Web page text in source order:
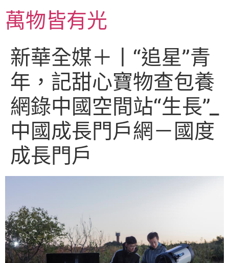
主萬物皆有光
新華全媒＋丨“追星”青
年，記甜心寶物查包養
網錄中國空間站“生長”_
中國成長門戶網－國度
成長門戶